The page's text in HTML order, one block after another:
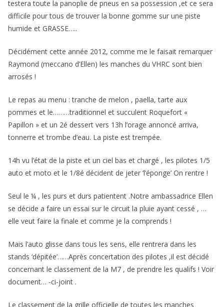
testera toute la panoplie de pneus en sa possession ,et ce sera
difficile pour tous de trouver la bonne gomme sur une piste
humide et GRASSE…..
Décidément cette année 2012, comme me le faisait remarquer
Raymond (meccano d’Ellen) les manches du VHRC sont bien
arrosés !
Le repas au menu : tranche de melon , paella, tarte aux
pommes et le………traditionnel et succulent Roquefort «
Papillon » et un 2é dessert vers 13h l’orage annoncé arriva,
tonnerre et trombe d’eau. La piste est trempée.
14h vu l’état de la piste et un ciel bas et chargé , les pilotes 1/5
auto et moto et le 1/8é décident de jeter ‘l’éponge’ On rentre !
Seul le ¼ , les purs et durs patientent .Notre ambassadrice Ellen
se décide a faire un essai sur le circuit la pluie ayant cessé , …
elle veut faire la finale et comme je la comprends !
Mais l’auto glisse dans tous les sens, elle rentrera dans les
stands ‘dépitée’……Après concertation des pilotes ,il est décidé
concernant le classement de la M7 , de prendre les qualifs ! Voir
document… -ci-joint .
Le classement de la grille officielle de toutes les manches